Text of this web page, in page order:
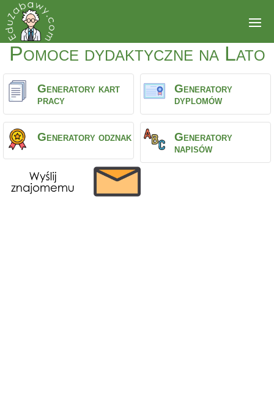
Pomoce dydaktyczne na Lato
Generatory kart
pracy
Generatory
dyplomów
Generatory odznak
Generatory
napisów